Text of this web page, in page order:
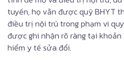
tuyến, họ vẫn được quỹ BHYT
điều trị nội trú trong phạm vi
được ghi nhận rõ ràng tại khoản
hiểm y tế sửa đổi.